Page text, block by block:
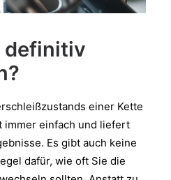
definitiv
einer Kette
immer einfach und liefert
Es gibt auch keine
dafür, wie oft Sie die